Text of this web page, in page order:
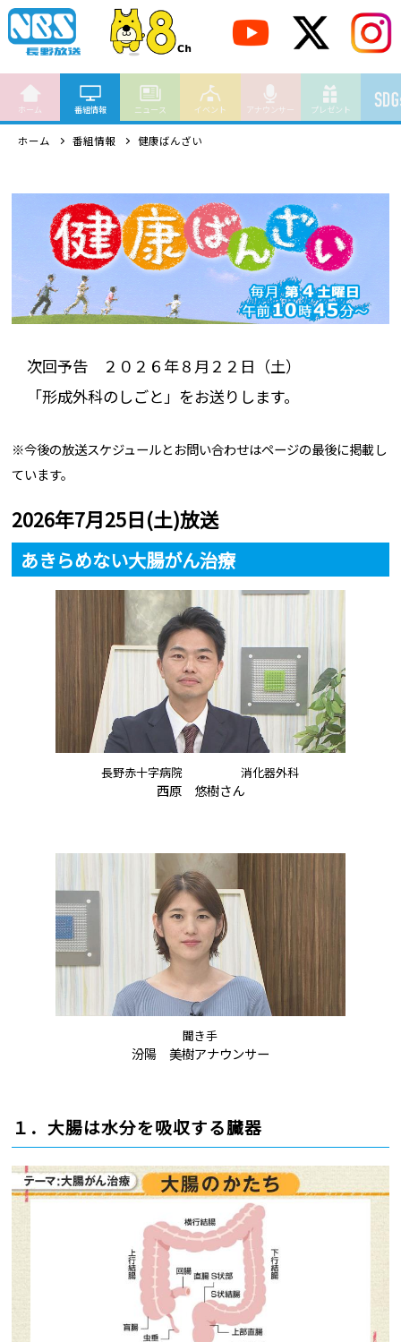
ホーム 番組情報 ニュース イベント アナウンサー プレゼント
ホーム 番組情報 健康ばんざい
次回予告 ２０２６年８月２２日（土）
「形成外科のしごと」をお送りします。
※今後の放送スケジュールとお問い合わせはページの最後に掲載し
ています。
2026年7月25日(土)放送
あきらめない大腸がん治療
長野赤十字病院 消化器外科
西原 悠樹さん
聞き手
汾陽 美樹アナウンサー
１．大腸は水分を吸収する臓器